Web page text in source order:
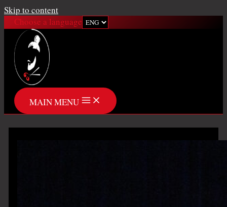
Skip to content
Choose a language
MAIN MENU